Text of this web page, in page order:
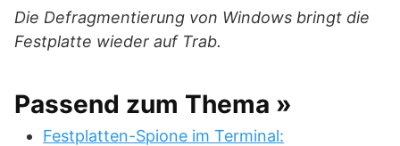
Die Defragmentierung von Windows bringt die
Festplatte wieder auf Trab.
Passend zum Thema »
Festplatten-Spione im Terminal: